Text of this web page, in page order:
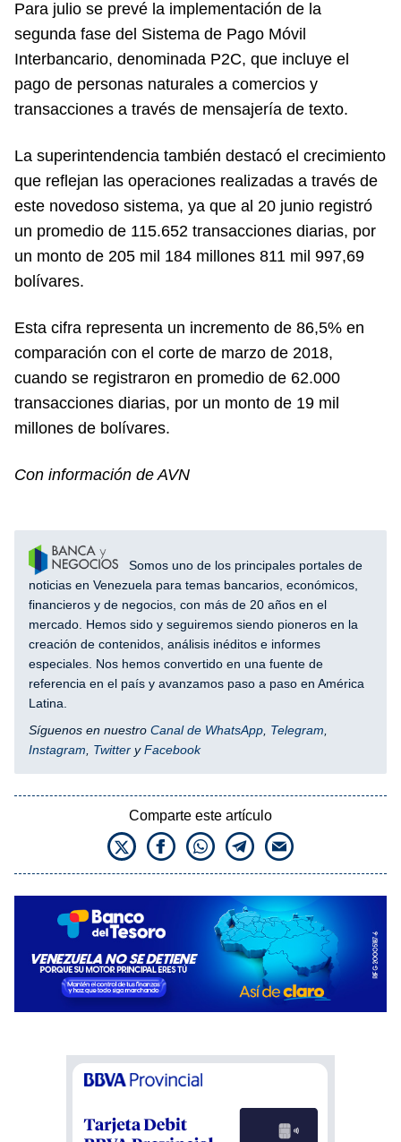
Para julio se prevé la implementación de la
segunda fase del Sistema de Pago Móvil
Interbancario, denominada P2C, que incluye el
pago de personas naturales a comercios y
transacciones a través de mensajería de texto.
La superintendencia también destacó el crecimiento
que reflejan las operaciones realizadas a través de
este novedoso sistema, ya que al 20 junio registró
un promedio de 115.652 transacciones diarias, por
un monto de 205 mil 184 millones 811 mil 997,69
bolívares.
Esta cifra representa un incremento de 86,5% en
comparación con el corte de marzo de 2018,
cuando se registraron en promedio de 62.000
transacciones diarias, por un monto de 19 mil
millones de bolívares.
Con información de AVN
Somos uno de los principales portales de
noticias en Venezuela para temas bancarios, económicos,
financieros y de negocios, con más de 20 años en el
mercado. Hemos sido y seguiremos siendo pioneros en la
creación de contenidos, análisis inéditos e informes
especiales. Nos hemos convertido en una fuente de
referencia en el país y avanzamos paso a paso en América
Latina.
Síguenos en nuestro Canal de WhatsApp Telegram
Instagram
Twitter yFacebook
Comparte este artículo